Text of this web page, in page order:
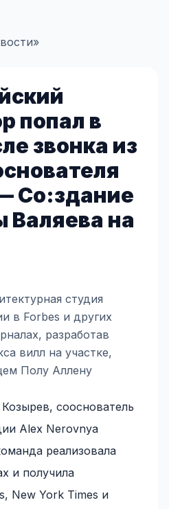
попал в
звонка из
Со:здание
Валяева на
студия
в Forbes и других
разработав
вилл на участке,
Полу Аллену
сооснователь
Alex Nerovnya
реализовала
и получила
New York Times и